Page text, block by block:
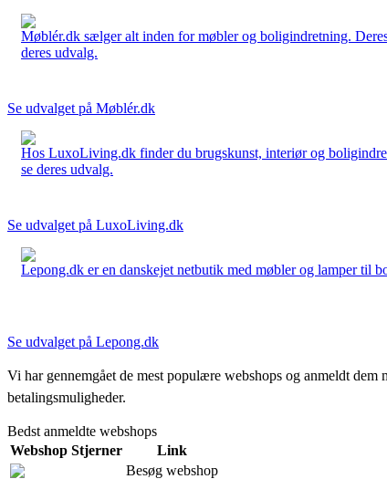
Møblér.dk sælger alt inden for møbler og boligindretning.
deres udvalg.
Se udvalget på Møblér.dk
Hos LuxoLiving.dk finder du brugskunst, interiør og
se deres udvalg.
Se udvalget på LuxoLiving.dk
Lepong.dk er en danskejet netbutik med møbler og lamper til
Se udvalget på Lepong.dk
Vi har gennemgået de mest populære webshops og anmeldt
betalingsmuligheder.
Bedst anmeldte webshops
Webshop Stjerner
Link
Besøg webshop